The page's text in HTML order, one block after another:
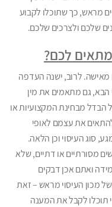
מראש, כך שתוכלו לקבוע
שלכם ולצרכים שלכם.
לכם?
מאישה. לרוב, ישנה העדפה
גם מתאמים את מין
הבדל מבחינת המקצועיות או
את עצמם לאופי
סוג העיסוי וכן הלאה.
מסורתיים או דתיים, שלא
ואתם אכן דבקים
מכון העיסוי מראש – זאת
תוכלו לקבל את המענה